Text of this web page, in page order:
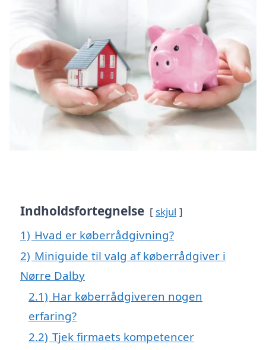
Indholdsfortegnelse skjul
1) Hvad er køberrådgivning?
2) Miniguide til valg af køberrådgiver i
Nørre Dalby
2.1) Har køberrådgiveren nogen
erfaring?
2.2) Tjek firmaets kompetencer